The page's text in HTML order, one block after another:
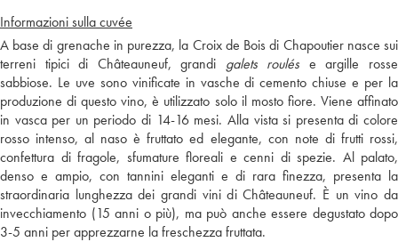
Informazioni sulla cuvée
A base di grenache in purezza, la Croix de Bois di Chapoutier nasce sui
terreni tipici di Châteauneuf, grandi galets roulés e argille rosse
sabbiose. Le uve sono vinificate in vasche di cemento chiuse e per la
produzione di questo vino, è utilizzato solo il mosto fiore. Viene affinato
in vasca per un periodo di 14-16 mesi. Alla vista si presenta di colore
rosso intenso, al naso è fruttato ed elegante, con note di frutti rossi,
confettura di fragole, sfumature floreali e cenni di spezie. Al palato,
denso e ampio, con tannini eleganti e di rara finezza, presenta la
straordinaria lunghezza dei grandi vini di Châteauneuf. È un vino da
invecchiamento (15 anni o più), ma può anche essere degustato dopo
3-5 anni per apprezzarne la freschezza fruttata.